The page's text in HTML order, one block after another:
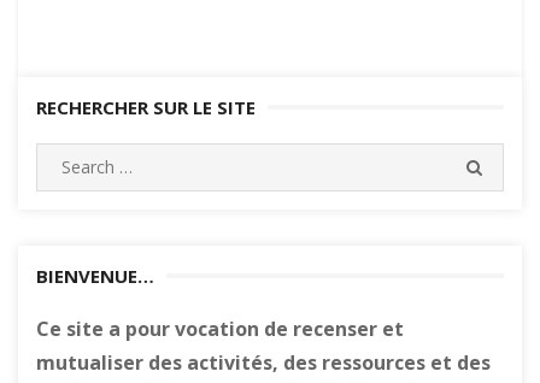
RECHERCHER SUR LE SITE
Search
for:
BIENVENUE…
Ce site a pour vocation de recenser et
mutualiser des activités, des ressources et des